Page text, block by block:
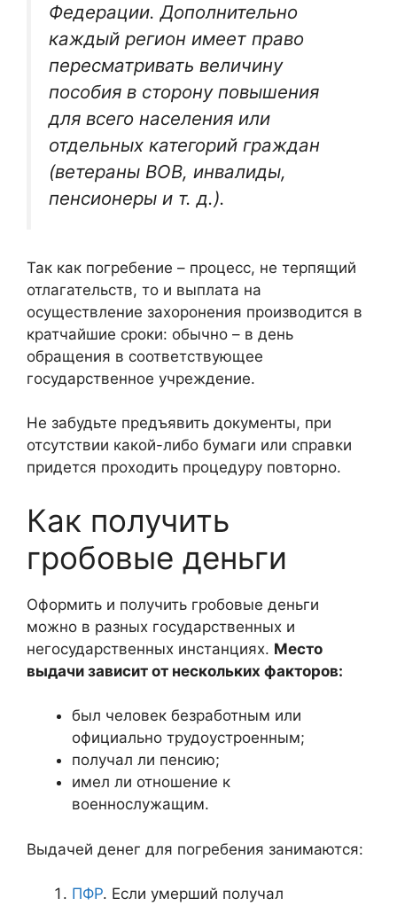
Федерации. Дополнительно
каждый регион имеет право
пересматривать величину
пособия в сторону повышения
для всего населения или
отдельных категорий граждан
(ветераны ВОВ, инвалиды,
пенсионеры и т. д.).
Так как погребение – процесс, не терпящий
отлагательств, то и выплата на
осуществление захоронения производится в
кратчайшие сроки: обычно – в день
обращения в соответствующее
государственное учреждение.
Не забудьте предъявить документы, при
отсутствии какой-либо бумаги или справки
придется проходить процедуру повторно.
Как получить
гробовые деньги
Оформить и получить гробовые деньги
можно в разных государственных и
негосударственных инстанциях. Место
выдачи зависит от нескольких факторов:
был человек безработным или
официально трудоустроенным;
получал ли пенсию;
имел ли отношение к
военнослужащим.
Выдачей денег для погребения занимаются:
ПФР. Если умерший получал